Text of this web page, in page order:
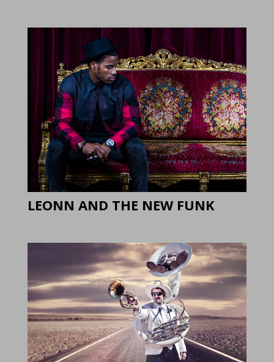
LEONN AND THE NEW FUNK